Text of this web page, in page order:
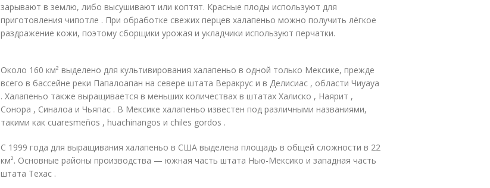
зарывают в землю, либо высушивают или коптят. Красные плоды используют для
приготовления чипотле . При обработке свежих перцев халапеньо можно получить лёгкое
раздражение кожи, поэтому сборщики урожая и укладчики используют перчатки.
Около 160 км² выделено для культивирования халапеньо в одной только Мексике, прежде
всего в бассейне реки Папалоапан на севере штата Веракрус и в Делисиас , области Чиуауа
. Халапеньо также выращивается в меньших количествах в штатах Халиско , Наярит ,
Сонора , Синалоа и Чьяпас . В Мексике халапеньо известен под различными названиями,
такими как cuaresmeños , huachinangos и chiles gordos .
С 1999 года для выращивания халапеньо в США выделена площадь в общей сложности в 22
км². Основные районы производства — южная часть штата Нью-Мексико и западная часть
штата Техас .